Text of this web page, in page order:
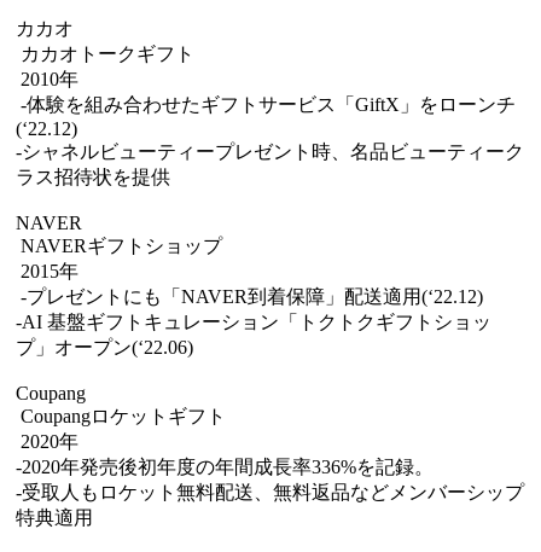
カカオ
カカオトークギフト
2010年
-体験を組み合わせたギフトサービス「GiftX」をローンチ
(‘22.12)
-シャネルビューティープレゼント時、名品ビューティーク
ラス招待状を提供
NAVER
NAVERギフトショップ
2015年
-プレゼントにも「NAVER到着保障」配送適用(‘22.12)
-AI 基盤ギフトキュレーション「トクトクギフトショッ
プ」オープン(‘22.06)
Coupang
Coupangロケットギフト
2020年
-2020年発売後初年度の年間成長率336%を記録。
-受取人もロケット無料配送、無料返品などメンバーシップ
特典適用